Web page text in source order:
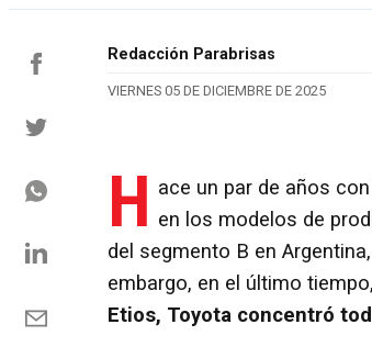
Redacción Parabrisas
VIERNES 05 DE DICIEMBRE DE 2025
H ace un par de años
en los modelos de
del segmento B en
embargo, en el último
Etios, Toyota concentró